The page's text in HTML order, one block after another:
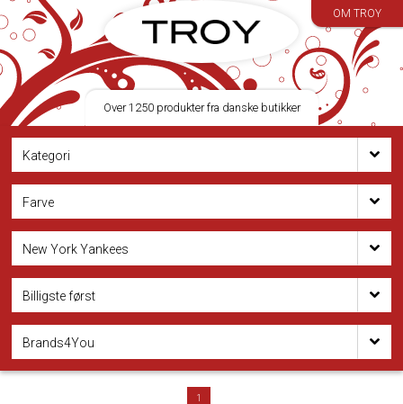
OM TROY
Over 1250 produkter fra danske butikker
Kategori
Farve
New York Yankees
Billigste først
Brands4You
1